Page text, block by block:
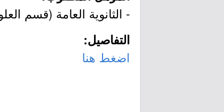
- الثانوية العامة (قسم
التفاصيل:
اضغط هنا